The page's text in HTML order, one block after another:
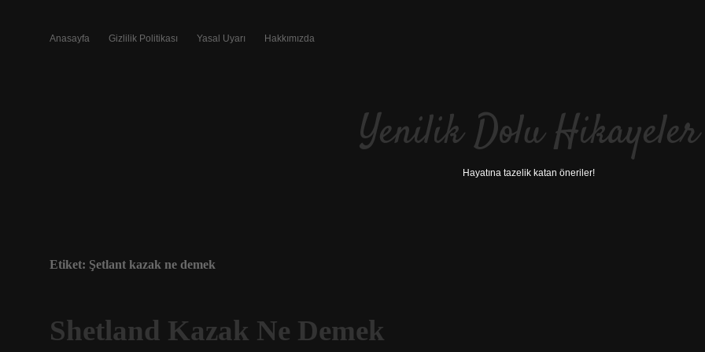
Anasayfa Gizlilik Politikası Yasal Uyarı Hakkımızda
Yenilik Dolu Hikayeler
Hayatına tazelik katan öneriler!
Etiket: Şetlant kazak ne demek
Shetland Kazak Ne Demek